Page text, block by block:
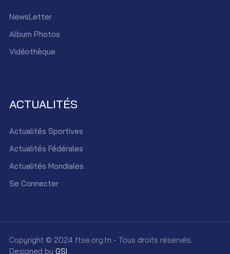
NewsLetter
Album Photos
Vidéothèque
ACTUALITÉS
Actualités Sportives
Actualités Fédérales
Actualités Mondiales
Se Connecter
Copyright © 2024 ftse.org.tn - Tous droits réservés.
Designed by GSI